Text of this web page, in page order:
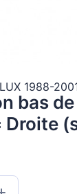
1988-
bas
Droite